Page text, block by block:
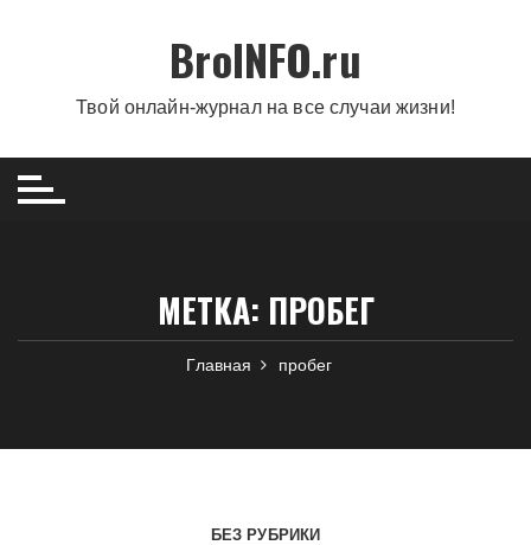
BroINFO.ru
Твой онлайн-журнал на все случаи жизни!
МЕТКА: ПРОБЕГ
Главная пробег
БЕЗ РУБРИКИ